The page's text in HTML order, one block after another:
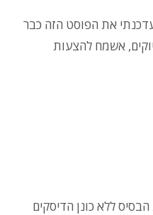
עדכנתי את הפוסט הזה כבר
אשמח להצעות
ללא כונן הדיסקים